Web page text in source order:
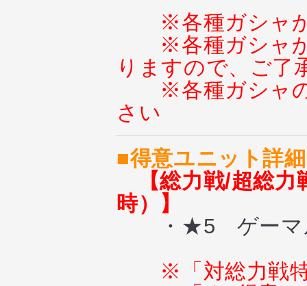
※各種ガシャ
※各種ガシャ
りますので、ご了
※各種ガシャ
さい
■得意ユニット詳
【総力戦/超総
時）】
・★5 ゲーマ
※「対総力戦